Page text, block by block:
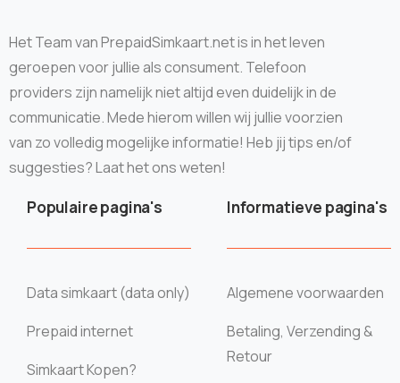
Het Team van PrepaidSimkaart.net is in het leven
geroepen voor jullie als consument. Telefoon
providers zijn namelijk niet altijd even duidelijk in de
communicatie. Mede hierom willen wij jullie voorzien
van zo volledig mogelijke informatie! Heb jij tips en/of
suggesties? Laat het ons weten!
Populaire pagina's
Data simkaart (data only)
Prepaid internet
Simkaart Kopen?
Informatieve pagina's
Algemene voorwaarden
Betaling, Verzending &
Retour